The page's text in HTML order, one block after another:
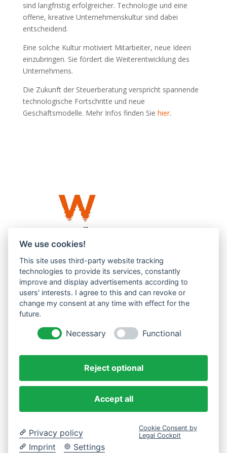
sind langfristig erfolgreicher. Technologie und eine
offene, kreative Unternehmenskultur sind dabei
entscheidend.
Eine solche Kultur motiviert Mitarbeiter, neue Ideen
einzubringen. Sie fördert die Weiterentwicklung des
Unternehmens.
Die Zukunft der Steuerberatung verspricht spannende
technologische Fortschritte und neue
Geschäftsmodelle. Mehr Infos finden Sie hier.
Westküste UG (haftungsbeschränkt)
Menzlingen 14 B
51503 Rösrath
Datenschutzerklärung
We use cookies!
This site uses third-party website tracking
technologies to provide its services, constantly
improve and display advertisements according to
users' interests. I agree to this and can revoke or
change my consent at any time with effect for the
future.
Necessary Functional
Reject optional
Accept all
Privacy policy
Imprint
Settings
Cookie Consent by
Legal Cockpit